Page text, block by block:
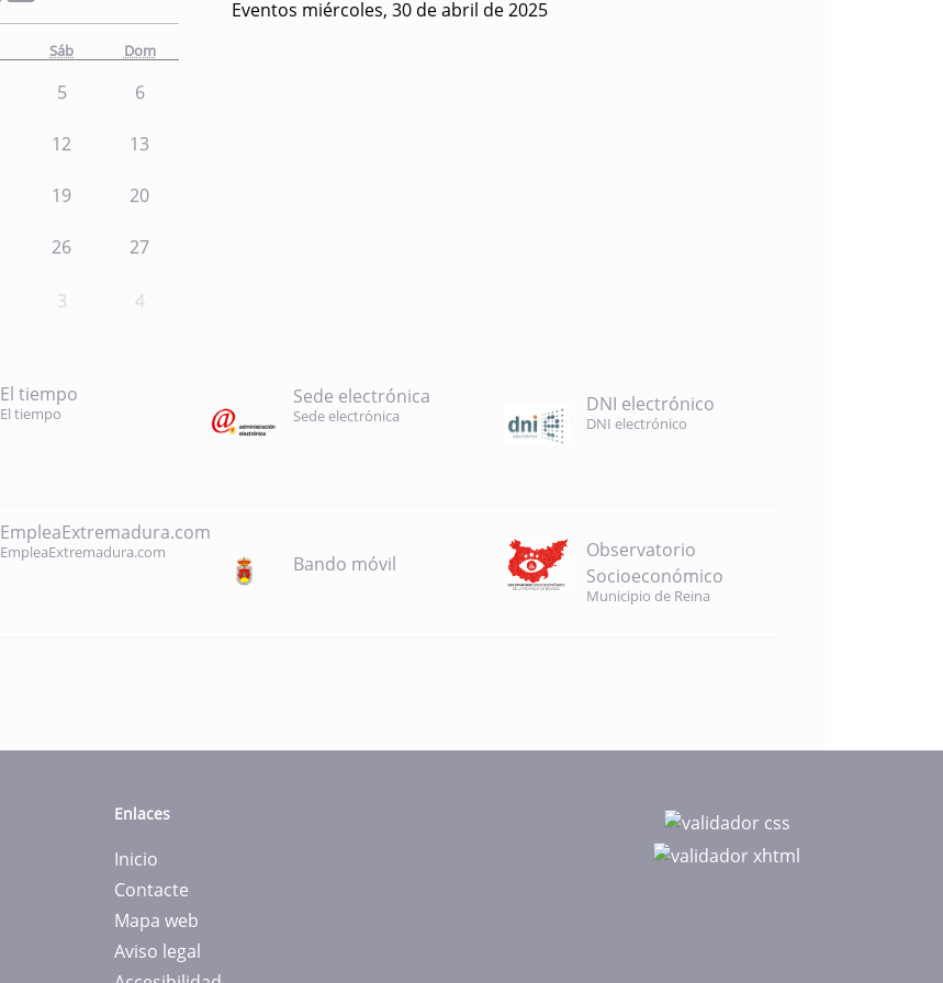
Sáb Dom
5 6
12 13
19 20
26 27
3 4
Eventos miércoles, 30 de abril de 2025
El tiempo
El tiempo
Sede electrónica
Sede electrónica DNI electrónico
DNI electrónico
EmpleaExtremadura.com
EmpleaExtremadura.com
Bando móvil
Observatorio
Socioeconómico
Municipio de Reina
Enlaces
Inicio
Contacte
Mapa web
Aviso legal